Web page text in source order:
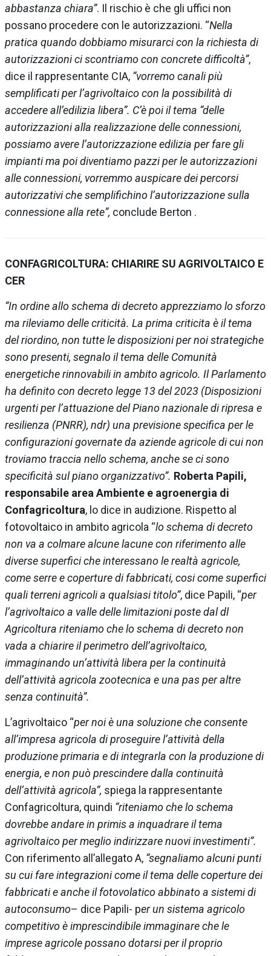
abbastanza chiara”. Il rischio è che gli uffici non
possano procedere con le autorizzazioni. “Nella
pratica quando dobbiamo misurarci con la richiesta di
autorizzazioni ci scontriamo con concrete difficoltà”,
dice il rappresentante CIA, “vorremo canali più
semplificati per l’agrivoltaico con la possibilità di
accedere all’edilizia libera”. C’è poi il tema “delle
autorizzazioni alla realizzazione delle connessioni,
possiamo avere l’autorizzazione edilizia per fare gli
impianti ma poi diventiamo pazzi per le autorizzazioni
alle connessioni, vorremmo auspicare dei percorsi
autorizzativi che semplifichino l’autorizzazione sulla
connessione alla rete”, conclude Berton .
CONFAGRICOLTURA: CHIARIRE SU AGRIVOLTAICO E
CER
“In ordine allo schema di decreto apprezziamo lo sforzo
ma rileviamo delle criticità. La prima criticita è il tema
del riordino, non tutte le disposizioni per noi strategiche
sono presenti, segnalo il tema delle Comunità
energetiche rinnovabili in ambito agricolo. Il Parlamento
ha definito con decreto legge 13 del 2023 (Disposizioni
urgenti per l’attuazione del Piano nazionale di ripresa e
resilienza (PNRR), ndr) una previsione specifica per le
configurazioni governate da aziende agricole di cui non
troviamo traccia nello schema, anche se ci sono
specificità sul piano organizzativo”. Roberta Papili,
responsabile area Ambiente e agroenergia di
Confagricoltura, lo dice in audizione. Rispetto al
fotovoltaico in ambito agricola “lo schema di decreto
non va a colmare alcune lacune con riferimento alle
diverse superfici che interessano le realtà agricole,
come serre e coperture di fabbricati, cosi come superfici
quali terreni agricoli a qualsiasi titolo”, dice Papili, “per
l’agrivoltaico a valle delle limitazioni poste dal dl
Agricoltura riteniamo che lo schema di decreto non
vada a chiarire il perimetro dell’agrivoltaico,
immaginando un’attività libera per la continuità
dell’attività agricola zootecnica e una pas per altre
senza continuità”.
L’agrivoltaico “per noi è una soluzione che consente
all’impresa agricola di proseguire l’attività della
produzione primaria e di integrarla con la produzione di
energia, e non può prescindere dalla continuità
dell’attività agricola”, spiega la rappresentante
Confagricoltura, quindi “riteniamo che lo schema
dovrebbe andare in primis a inquadrare il tema
agrivoltaico per meglio indirizzare nuovi investimenti”.
Con riferimento all’allegato A, “segnaliamo alcuni punti
su cui fare integrazioni come il tema delle coperture dei
fabbricati e anche il fotovolatico abbinato a sistemi di
autoconsumo– dice Papili- per un sistema agricolo
competitivo è imprescindibile immaginare che le
imprese agricole possano dotarsi per il proprio